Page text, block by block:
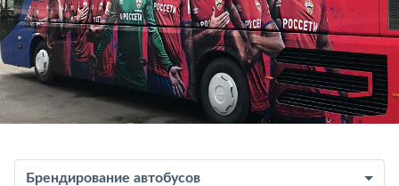
Брендирование автобусов